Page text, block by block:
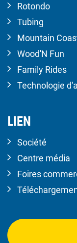
Rotondo
Tubing
Mountain
Wood'N Fun
Family Rides
Technologie
LIEN
Société
Centre média
Foires